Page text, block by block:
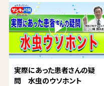
実際にあった患者さんの疑
問 水虫のウソホント